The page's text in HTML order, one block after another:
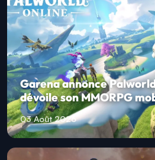
Garena annonce
dévoile son MMORPG
03 Août 2026